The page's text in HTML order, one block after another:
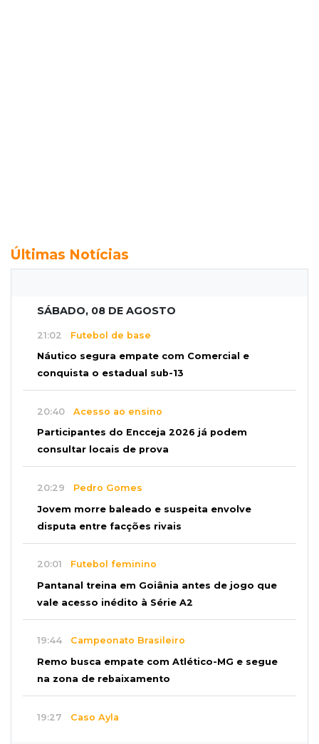
Últimas Notícias
SÁBADO, 08 DE AGOSTO
21:02 Futebol de base
Náutico segura empate com Comercial e
conquista o estadual sub-13
20:40 Acesso ao ensino
Participantes do Encceja 2026 já podem
consultar locais de prova
20:29 Pedro Gomes
Jovem morre baleado e suspeita envolve
disputa entre facções rivais
20:01 Futebol feminino
Pantanal treina em Goiânia antes de jogo que
vale acesso inédito à Série A2
19:44 Campeonato Brasileiro
Remo busca empate com Atlético-MG e segue
na zona de rebaixamento
19:27 Caso Ayla